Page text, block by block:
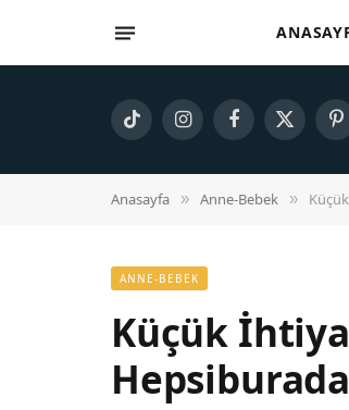
TikTok InstagramFacebook
X
Anasayfa » Anne-Bebek »
ANNE-BEBEK
Küçük